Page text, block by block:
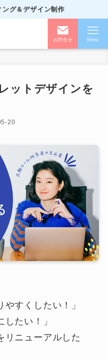
グ＆デザイン制作
お問合せ Menu
ットデザインを
20
やすくしたい！」
したい！」
リニューアルした